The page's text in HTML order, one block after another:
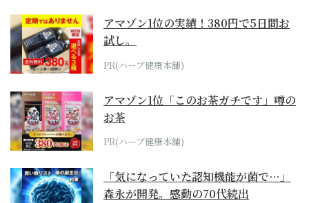
アマゾン1位の実績！380円で5日間お
試し。
PR(ハーブ健康本舗)
アマゾン1位「このお茶ガチです」噂の
お茶
PR(ハーブ健康本舗)
「気になっていた認知機能が菌で…」
森永が開発。感動の70代続出